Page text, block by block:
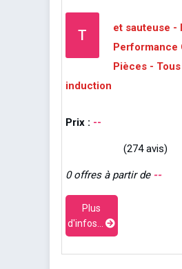
T
et sauteuse -
Performance
Pièces -
induction
Prix : --
(274 avis)
0 offres à partir de --
Plus
d'infos...